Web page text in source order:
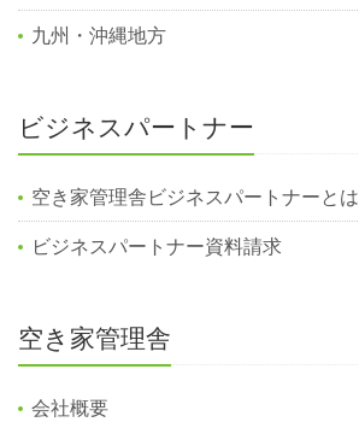
九州・沖縄地方
ビジネスパートナー
空き家管理舎ビジネスパートナーとは
ビジネスパートナー資料請求
空き家管理舎
会社概要